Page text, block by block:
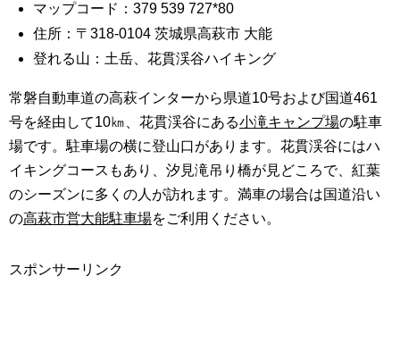
マップコード：379 539 727*80
住所：〒318-0104 茨城県高萩市 大能
登れる山：土岳、花貫渓谷ハイキング
常磐自動車道の高萩インターから県道10号および国道461
号を経由して10㎞、花貫渓谷にある小滝キャンプ場の駐車
場です。駐車場の横に登山口があります。花貫渓谷にはハ
イキングコースもあり、汐見滝吊り橋が見どころで、紅葉
のシーズンに多くの人が訪れます。満車の場合は国道沿い
の高萩市営大能駐車場をご利用ください。
スポンサーリンク